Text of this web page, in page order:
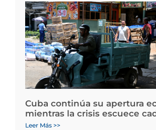
Cuba continúa su apertura
mientras la crisis escuece
Leer Más >>